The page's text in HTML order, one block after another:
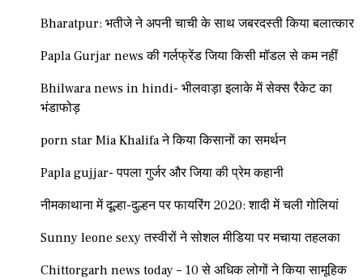
Bharatpur: भतीजे ने अपनी चाची के साथ जबरदस्ती किया बलात्कार
Papla Gurjar news की गर्लफ्रेंड जिया किसी मॉडल से कम नहीं
Bhilwara news in hindi- भीलवाड़ा इलाके में सेक्स रैकेट का
भंडाफोड़
porn star Mia Khalifa ने किया किसानों का समर्थन
Papla gujjar- पपला गुर्जर और जिया की प्रेम कहानी
नीमकाथाना में दूल्हा-दुल्हन पर फायरिंग 2020: शादी में चली गोलियां
Sunny leone sexy तस्वीरों ने सोशल मीडिया पर मचाया तहलका
Chittorgarh news today – 10 से अधिक लोगों ने किया सामूहिक